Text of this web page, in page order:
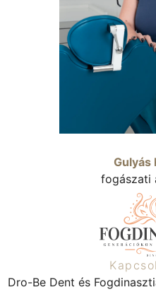
Gulyás
fogászati
Dro-Be Dent és